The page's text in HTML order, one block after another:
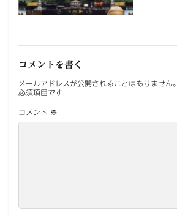
コメントを書く
メールアドレスが公開されることはありません。
必須項目です
コメント ※